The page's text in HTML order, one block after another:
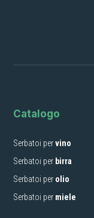
Catalogo
Serbatoi pervino
Serbatoi per birra
Serbatoi per olio
Serbatoi per miele